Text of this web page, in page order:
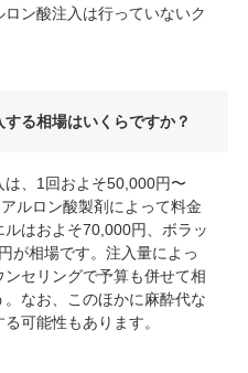
ン酸注入は行っていないク
る相場はいくらですか？
、1回およそ50,000円〜
ルロン酸製剤によって料金
はおよそ70,000円、ボラッ
が相場です。注入量によっ
セリングで予算も併せて相
なお、このほかに麻酔代な
可能性もあります。